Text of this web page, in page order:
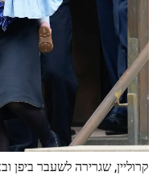
קרוליין, שגרירה לשעבר